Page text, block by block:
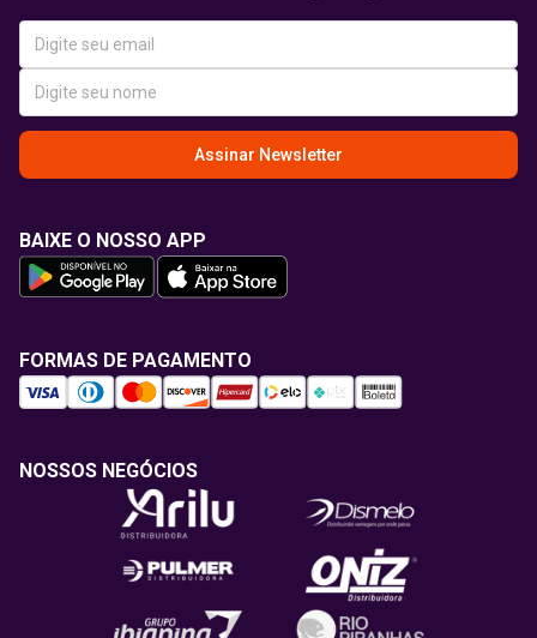
Assinar Newsletter
BAIXE O NOSSO APP
FORMAS DE PAGAMENTO
NOSSOS NEGÓCIOS